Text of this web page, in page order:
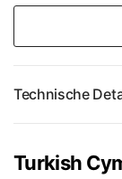
Technische
Turkish